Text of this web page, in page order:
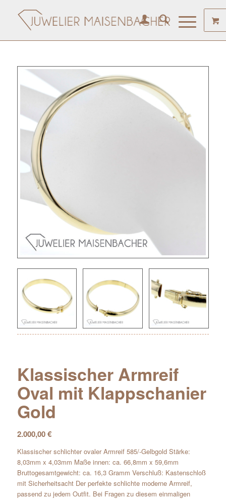
Klassischer Armreif
Oval mit Klappschanier
Gold
2.000,00€
Klassischer schlichter ovaler Armreif 585/-Gelbgold Stärke:
8,03mm x 4,03mm Maße innen: ca. 66,8mm x 59,6mm
Bruttogesamtgewicht: ca. 16,3 Gramm Verschluß: Kastenschloß
mit Sicherheitsacht Der perfekte schlichte moderne Armreif,
passend zu jedem Outfit. Bei Fragen zu diesem einmaligen